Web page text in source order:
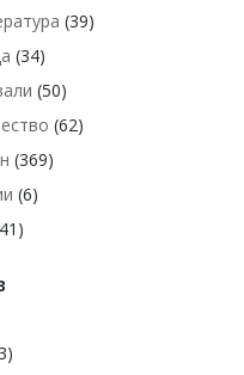
(39)
(34)
(50)
(62)
(369)
(6)